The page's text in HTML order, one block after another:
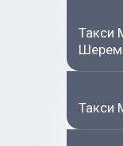
Такси
Такси